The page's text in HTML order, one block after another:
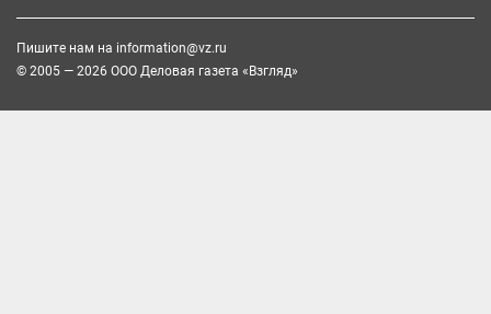
Пишите нам на information@vz.ru
© 2005 — 2026 ООО Деловая газета «Взгляд»